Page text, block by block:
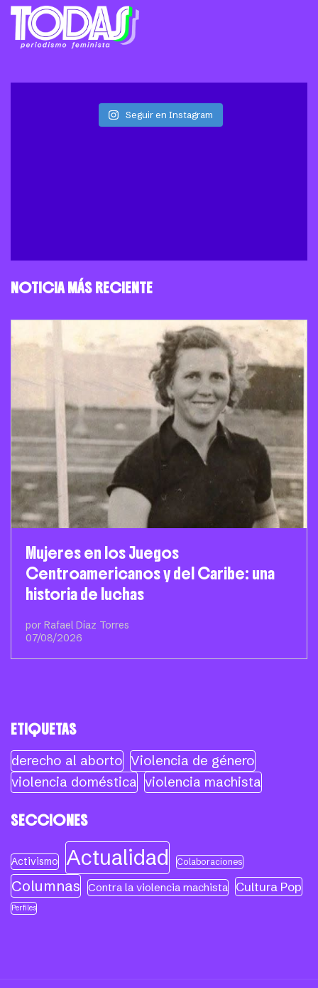
Seguir en Instagram
NOTICIA MÁS RECIENTE
Mujeres en los Juegos
Centroamericanos y del Caribe: una
historia de luchas
por Rafael Díaz Torres
07/08/2026
ETIQUETAS
derecho al aborto Violencia de género
violencia doméstica violencia machista
SECCIONES
Activismo Actualidad Colaboraciones
Columnas Contra la violencia machista Cultura Pop
Perfiles